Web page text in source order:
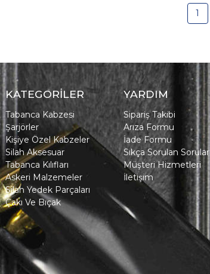
1
KATEGORİLER
Tabanca Kabzesi
Şarjörler
Kişiye Özel Kabzeler
Silah Aksesuar
Tabanca Kılıfları
Askeri Malzemeler
Silah Yedek Parçaları
Çakı Ve Bıçak
YARDIM
Sipariş Takibi
Arıza Formu
İade Formu
Sıkça Sorulan Sorular
Müşteri Hizmetleri
İletişim